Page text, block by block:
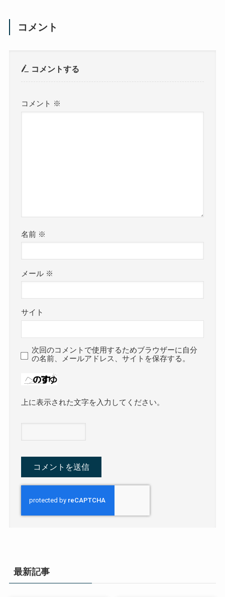
コメント
コメントする
コメント ※
名前 ※
メール ※
サイト
次回のコメントで使用するためブラウザーに自分
の名前、メールアドレス、サイトを保存する。
上に表示された文字を入力してください。
最新記事